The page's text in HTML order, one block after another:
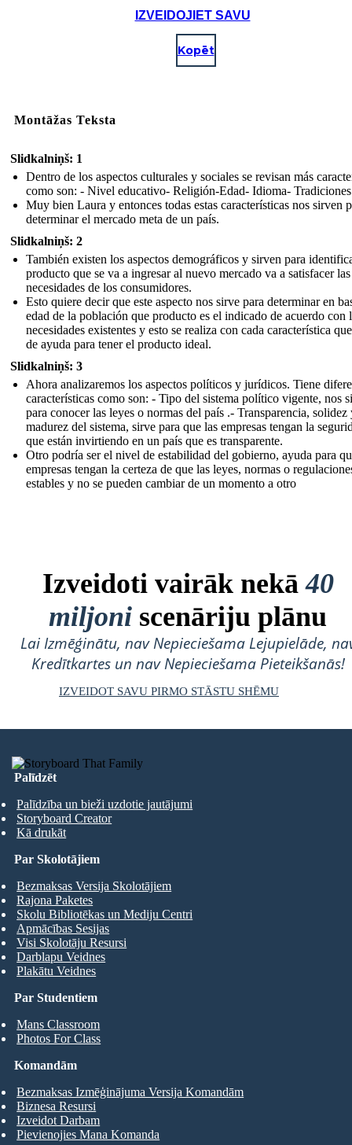
IZVEIDOJIET SAVU
Kopēt
Montāžas Teksta
Slidkalniņš: 1
Dentro de los aspectos culturales y sociales se revisan más
como son: - Nivel educativo- Religión-Edad- Idioma- Tradiciones
Muy bien Laura y entonces todas estas características nos sirven
determinar el mercado meta de un país.
Slidkalniņš: 2
También existen los aspectos demográficos y sirven para
producto que se va a ingresar al nuevo mercado va a satisfacer las
necesidades de los consumidores.
Esto quiere decir que este aspecto nos sirve para determinar en
edad de la población que producto es el indicado de acuerdo con
necesidades existentes y esto se realiza con cada característica
de ayuda para tener el producto ideal.
Slidkalniņš: 3
Ahora analizaremos los aspectos políticos y jurídicos. Tiene
características como son: - Tipo del sistema político vigente, nos
para conocer las leyes o normas del país .- Transparencia, solidez
madurez del sistema, sirve para que las empresas tengan la
que están invirtiendo en un país que es transparente.
Otro podría ser el nivel de estabilidad del gobierno, ayuda para
empresas tengan la certeza de que las leyes, normas o
estables y no se pueden cambiar de un momento a otro
Izveidoti vairāk nekā40
miljoni scenāriju plānu
Lai Izmēģinātu, nav Nepieciešama Lejupielāde,
Kredītkartes un nav Nepieciešama Pieteikšanās!
IZVEIDOT SAVU PIRMO STĀSTU SHĒMU
Palīdzēt
Palīdzība un bieži uzdotie jautājumi
Storyboard Creator
Kā drukāt
Par Studentiem
Mans Classroom
Photos For Class
Par Skolotājiem
Bezmaksas Versija Skolotājiem
Rajona Paketes
Skolu Bibliotēkas un Mediju Centri
Apmācības Sesijas
Visi Skolotāju Resursi
Darblapu Veidnes
Plakātu Veidnes
Komandām
Bezmaksas Izmēģinājuma Versija Komandām
Biznesa Resursi
Izveidot Darbam
Pievienojies Mana Komanda